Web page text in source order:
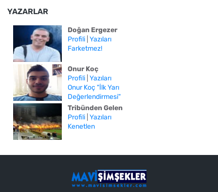
YAZARLAR
Doğan Ergezer
Profili Yazıları
Farketmez!
Onur Koç
Profili Yazıları
Onur Koç "İlk Yarı
Değerlendirmesi"
Tribünden Gelen
Profili Yazıları
Kenetlen